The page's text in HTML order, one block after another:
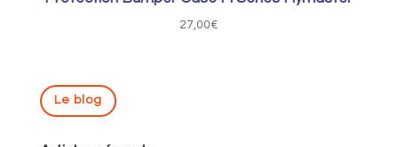
27,00€
Le blog